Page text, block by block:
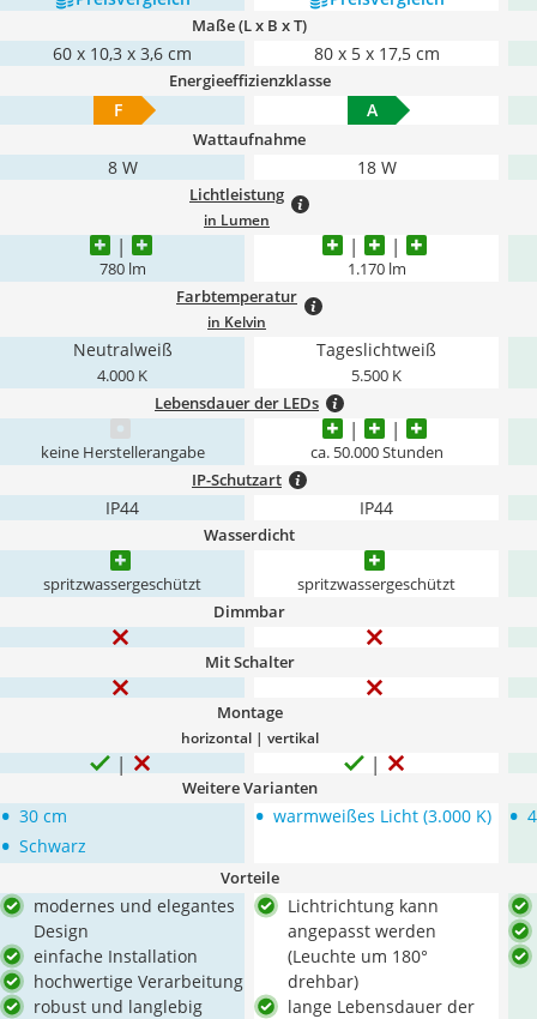
Maße (L x B x T)
60 x 10,3 x 3,6 cm 80 x 5 x 17,5 cm
Energieeffizienzklasse
F A
Wattaufnahme
8 W 18 W
Lichtleistung
in Lumen
780 lm 1.170 lm
Farbtemperatur
in Kelvin
Neutralweiß
4.000 K
Tageslichtweiß
5.500 K
Lebensdauer der LEDs
keine Herstellerangabe ca. 50.000 Stunden
IP-Schutzart
IP44 IP44
Wasserdicht
spritzwassergeschützt spritzwassergeschützt
Dimmbar
Mit Schalter
Montage
horizontal | vertikal
Weitere Varianten
• 30 cm
• Schwarz
• warmweißes Licht (3.000 K) •
Vorteile
modernes und elegantes
Design
einfache Installation
hochwertige Verarbeitung
robust und langlebig
Lichtrichtung kann
angepasst werden
(Leuchte um 180°
drehbar)
lange Lebensdauer der